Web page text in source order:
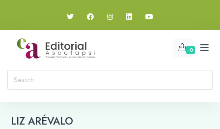
0
LIZ ARÉVALO